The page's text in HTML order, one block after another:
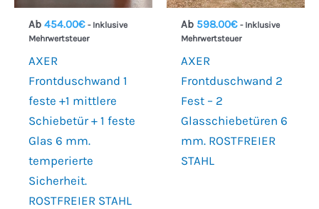
Ab 454.00€ - Inklusive
Mehrwertsteuer
AXER
Frontduschwand 1
feste +1 mittlere
Schiebetür + 1 feste
Glas 6 mm.
temperierte
Sicherheit.
ROSTFREIER STAHL
Ab 598.00€ - Inklusive
Mehrwertsteuer
AXER
Frontduschwand 2
Fest – 2
Glasschiebetüren 6
mm. ROSTFREIER
STAHL